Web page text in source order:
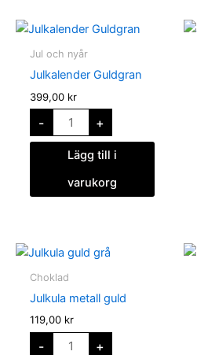
Jul och nyår
Julkalender Guldgran
399,00 kr
-
Julkalender
Guldgran
mängd
+
Lägg till i
varukorg
Choklad
Julkula metall guld
119,00 kr
-
Julkula
metall
guld
mängd
+